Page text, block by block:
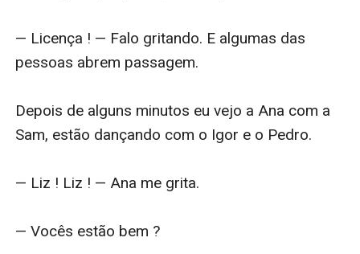
— Licença ! — Falo gritando. E algumas das
pessoas abrem passagem.
Depois de alguns minutos eu vejo a Ana com a
Sam, estão dançando com o Igor e o Pedro.
— Liz ! Liz ! — Ana me grita.
— Vocês estão bem ?